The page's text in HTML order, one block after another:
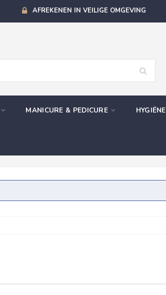
AFREKENEN IN VEILIGE OMGEVING
MANICURE & PEDICURE HYGIËNE